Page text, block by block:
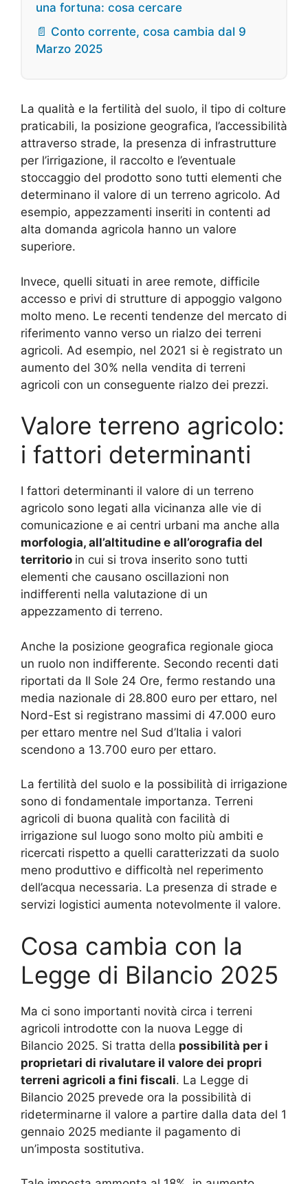
una fortuna: cosa cercare
📄 Conto corrente, cosa cambia dal 9
Marzo 2025
La qualità e la fertilità del suolo, il tipo di colture
praticabili, la posizione geografica, l’accessibilità
attraverso strade, la presenza di infrastrutture
per l’irrigazione, il raccolto e l’eventuale
stoccaggio del prodotto sono tutti elementi che
determinano il valore di un terreno agricolo. Ad
esempio, appezzamenti inseriti in contenti ad
alta domanda agricola hanno un valore
superiore.
Invece, quelli situati in aree remote, difficile
accesso e privi di strutture di appoggio valgono
molto meno. Le recenti tendenze del mercato di
riferimento vanno verso un rialzo dei terreni
agricoli. Ad esempio, nel 2021 si è registrato un
aumento del 30% nella vendita di terreni
agricoli con un conseguente rialzo dei prezzi.
Valore terreno agricolo:
i fattori determinanti
I fattori determinanti il valore di un terreno
agricolo sono legati alla vicinanza alle vie di
comunicazione e ai centri urbani ma anche alla
morfologia, all’altitudine e all’orografia del
territorio in cui si trova inserito sono tutti
elementi che causano oscillazioni non
indifferenti nella valutazione di un
appezzamento di terreno.
Anche la posizione geografica regionale gioca
un ruolo non indifferente. Secondo recenti dati
riportati da Il Sole 24 Ore, fermo restando una
media nazionale di 28.800 euro per ettaro, nel
Nord-Est si registrano massimi di 47.000 euro
per ettaro mentre nel Sud d’Italia i valori
scendono a 13.700 euro per ettaro.
La fertilità del suolo e la possibilità di irrigazione
sono di fondamentale importanza. Terreni
agricoli di buona qualità con facilità di
irrigazione sul luogo sono molto più ambiti e
ricercati rispetto a quelli caratterizzati da suolo
meno produttivo e difficoltà nel reperimento
dell’acqua necessaria. La presenza di strade e
servizi logistici aumenta notevolmente il valore.
Cosa cambia con la
Legge di Bilancio 2025
Ma ci sono importanti novità circa i terreni
agricoli introdotte con la nuova Legge di
Bilancio 2025. Si tratta della possibilità per i
proprietari di rivalutare il valore dei propri
terreni agricoli a fini fiscali. La Legge di
Bilancio 2025 prevede ora la possibilità di
rideterminarne il valore a partire dalla data del 1
gennaio 2025 mediante il pagamento di
un’imposta sostitutiva.